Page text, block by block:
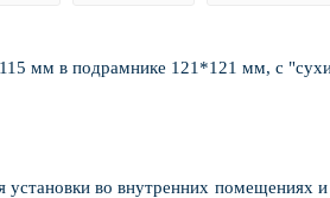
мм в подрамнике 121*121 мм, с
во внутренних помещениях